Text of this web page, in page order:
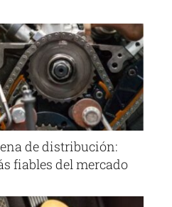
de distribución:
fiables del mercado